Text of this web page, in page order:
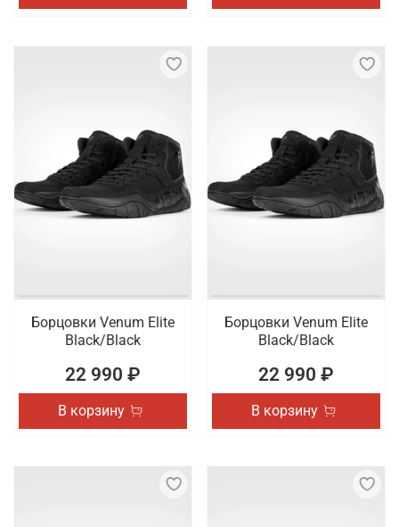
Борцовки Venum Elite
Black/Black
22 990 ₽
В корзину
Борцовки Venum Elite
Black/Black
22 990 ₽
В корзину